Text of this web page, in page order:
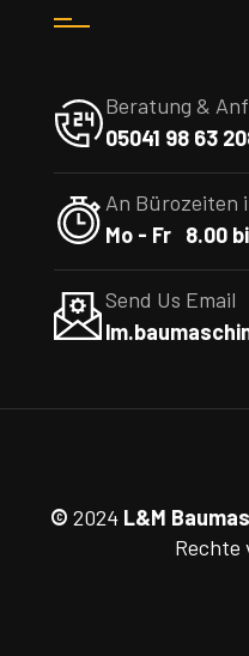
Beratung &
05041 98 63
An Bürozeiten
Mo - Fr 8.00
Send Us Email
© 2024 L&M
Rechte